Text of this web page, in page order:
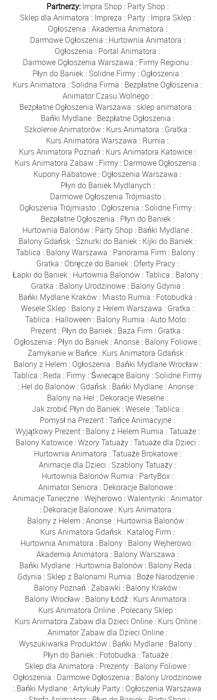
Partnerzy: Impra Shop : Party Shop :
Sklep dla Animatora : Impreza : Party : Impra Sklep :
Ogłoszenia :Akademia Animatora :
Darmowe Ogłoszenia : Hurtownia Animatora :
Ogłoszenia : Portal Animatora :
Darmowe Ogłoszenia Warszawa : Firmy Regionu :
Płyn do Baniek: Solidne Firmy: Ogłoszenia :
Kurs Animatora : Solidna Firma : Bezpłatne Ogłoszenia :
Animator Czasu Wolnego:
Bezpłatne Ogłoszenia Warszawa : sklep animatora :
Bańki Mydlane: Bezpłatne Ogłoszenia :
Szkolenie Animatorów: Kurs Animatora : Gratka :
Kurs Animatora Warszawa : Rumia :
Kurs Animatora Poznań : Kurs Animatora Katowice :
Kurs Animatora Zabaw : Firmy : Darmowe Ogłoszenia :
Kupony Rabatowe : Ogłoszenia Warszawa :
Płyn do Baniek Mydlanych :
Darmowe Ogłoszenia Trójmiasto :
Ogłoszenia Trójmiasto : Ogłoszenia : Solidne Firmy :
Bezpłatne Ogłoszenia : Płyn do Baniek:
Hurtownia Balonów : Party Shop : Bańki Mydlane :
Balony Gdańsk : Sznurki do Baniek : Kijki do Baniek :
Tablica : Balony Warszawa : Panorama Firm : Balony :
Gratka : Obręcze do Baniek: Oferty Pracy:
Łapki do Baniek: Hurtownia Balonów:Tablica : Balony:
Gratka : Balony Urodzinowe: Balony Gdynia :
Bańki Mydlane Kraków : Miasto Rumia : Fotobudka :
Wesele Sklep : Balony z Helem Warszawa : Gratka :
Tablica : Halloween : Balony Rumia :Auto Moto :
Prezent : Płyn do Baniek : Baza Firm : Gratka :
Ogłoszenia : Płyn do Baniek :Anonse : Balony Foliowe :
Zamykanie w Bańce : Kurs Animatora Gdańsk :
Balony z Helem : Ogłoszenia : Bańki Mydlane Wrocław:
Tablica : Reda : Firmy: Świecące Balony: Solidne Firmy
: Hel do Balonów: Gdańsk: Bańki Mydlane:Anonse:
Balony na Hel : Dekoracje Weselne :
Jak zrobić Płyn do Baniek:Wesele:Tablica :
Pomysł na Prezent :Tańce Animacyjne :
Wyjątkowy Prezent: Balony z Helem Rumia :Tatuaże:
Balony Katowice:Wzory Tatuaży:Tatuaże dla Dzieci :
Hurtownia Animatora :Tatuaże Brokatowe:
Animacje dla Dzieci : Szablony Tatuaży :
Hurtownia Balonów Rumia : PartyBox:
Animator Seniora : Dekoracje Balonowe :
Animacje Taneczne :Wejherowo :Walentynki :Animator
: Dekoracje Balonowe : Kurs Animatora :
Balony z Helem :Anonse : Hurtownia Balonów :
Kurs Animatora Gdańsk : Katalog Firm :
Hurtownia Animatora : Balony: Balony Wejherowo:
Akademia Animatora : Balony Warszawa :
Bańki Mydlane : Hurtownia Balonów : Balony Reda :
Gdynia : Sklep z Balonami Rumia : Boże Narodzenie:
Balony Poznań :Zabawki : Balony Kraków :
Balony Wrocław : Balony Łódź : Kurs Animatora :
Kurs Animatora Online : Polecany Sklep :
Kurs Animatora Zabaw dla Dzieci Online: Kurs Online:
Animator Zabaw dla Dzieci Online :
Wyszukiwarka Produktów : Bańki Mydlane : Balony :
Płyn do Baniek: Fotobudka :Tatuaże:
Sklep dla Animatora : Prezenty : Balony Foliowe :
Ogłoszenia : Darmowe Ogłoszenia : Balony Urodzinowe
: Bańki Mydlane :Artykuły Party : Ogłoszenia Warszawa